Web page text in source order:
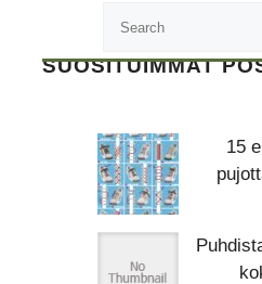
SUOSITUIMMAT
15